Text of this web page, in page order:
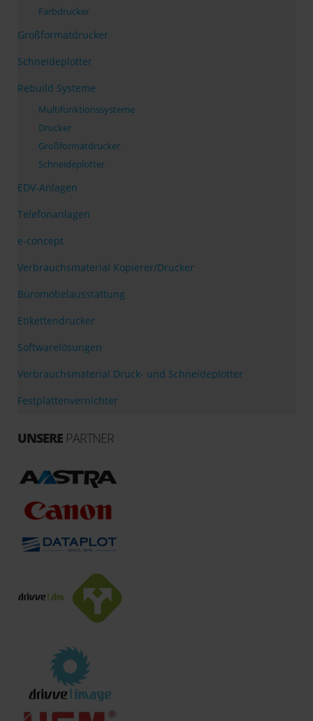
Farbdrucker
Großformatdrucker
Schneideplotter
Rebuild Systeme
Multifunktionssysteme
Drucker
Großformatdrucker
Schneideplotter
EDV-Anlagen
Telefonanlagen
e-concept
Verbrauchsmaterial Kopierer/Drucker
Büromöbelausstattung
Etikettendrucker
Softwarelösungen
Verbrauchsmaterial Druck- und Schneideplotter
Festplattenvernichter
UNSERE PARTNER